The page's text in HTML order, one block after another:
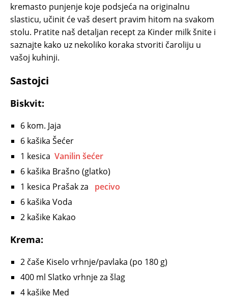
kremasto punjenje koje podsjeća na originalnu
slasticu, učinit će vaš desert pravim hitom na svakom
stolu. Pratite naš detaljan recept za Kinder milk šnite i
saznajte kako uz nekoliko koraka stvoriti čaroliju u
vašoj kuhinji.
Sastojci
Biskvit:
6 kom. Jaja
6 kašika Šećer
1 kesica Vanilin šećer
6 kašika Brašno (glatko)
1 kesica Prašak za
pecivo
6 kašika Voda
2 kašike Kakao
Krema:
2 čaše Kiselo vrhnje/pavlaka (po 180 g)
400 ml Slatko vrhnje za šlag
4 kašike Med